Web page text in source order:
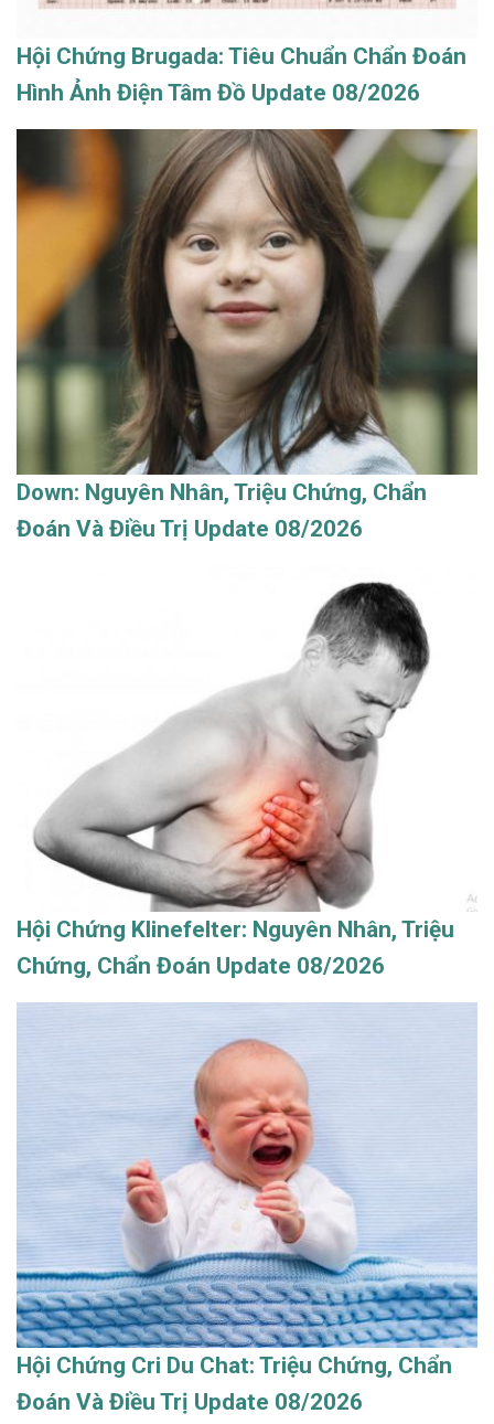
Hội Chứng Brugada: Tiêu Chuẩn Chẩn Đoán
Hình Ảnh Điện Tâm Đồ Update 08/2026
Down: Nguyên Nhân, Triệu Chứng, Chẩn
Đoán Và Điều Trị Update 08/2026
Hội Chứng Klinefelter: Nguyên Nhân, Triệu
Chứng, Chẩn Đoán Update 08/2026
Hội Chứng Cri Du Chat: Triệu Chứng, Chẩn
Đoán Và Điều Trị Update 08/2026